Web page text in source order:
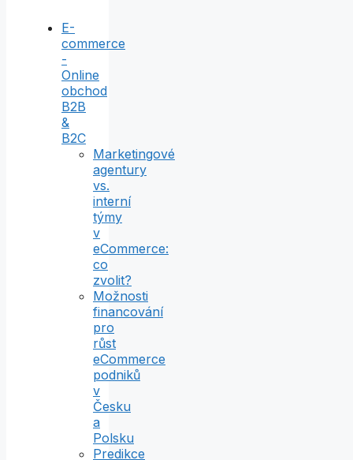
E-
commerce
-
Online
obchod
B2B
&
B2C
Marketingové
agentury
vs.
interní
týmy
v
eCommerce:
co
zvolit?
Možnosti
financování
pro
růst
eCommerce
podniků
v
Česku
a
Polsku
Predikce